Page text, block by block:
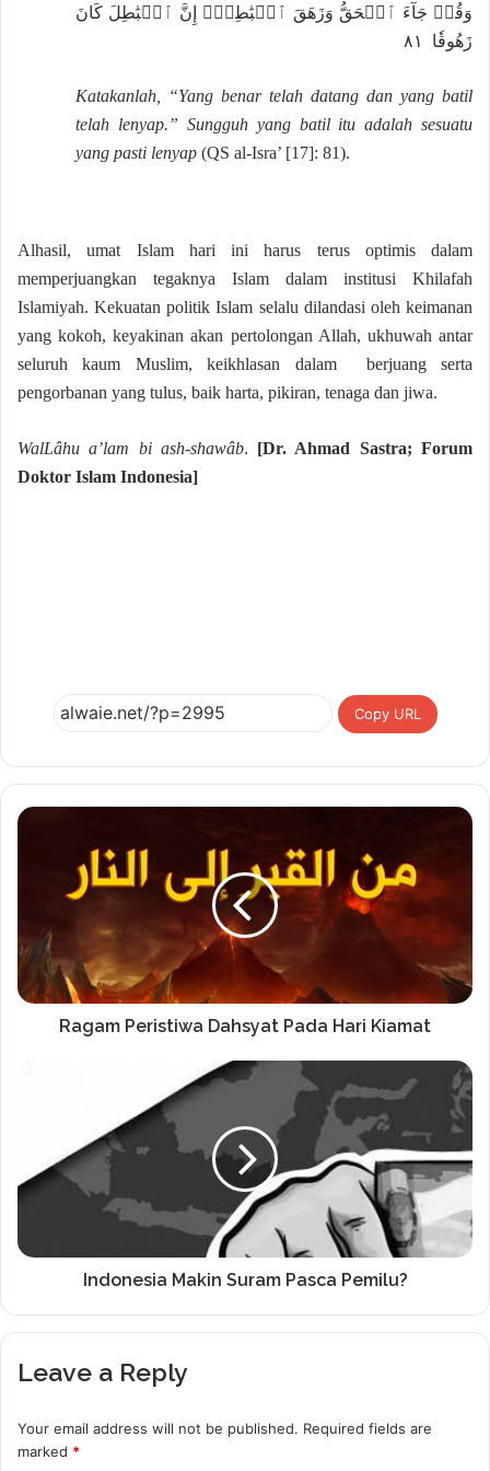
وَقُلۡ جَآءَ ٱلۡحَقُّ وَزَهَقَ ٱلۡبَٰطِلُۚ إِنَّ ٱلۡبَٰطِلَ كَانَ
زَهُوقٗا ٨١
Katakanlah, “Yang benar telah datang dan yang batil
telah lenyap.” Sungguh yang batil itu adalah sesuatu
yang pasti lenyap(QS al-Isra’ [17]: 81).
Alhasil, umat Islam hari ini harus terus optimis dalam
memperjuangkan tegaknya Islam dalam institusi Khilafah
Islamiyah. Kekuatan politik Islam selalu dilandasi oleh keimanan
yang kokoh, keyakinan akan pertolongan Allah, ukhuwah antar
seluruh kaum Muslim, keikhlasan dalam berjuang serta
pengorbanan yang tulus, baik harta, pikiran, tenaga dan jiwa.
WalLâhu a’lam bi ash-shawâb. [Dr. Ahmad Sastra;Forum
Doktor Islam Indonesia]
Copy URL
Ragam Peristiwa Dahsyat Pada Hari Kiamat
Indonesia Makin Suram Pasca Pemilu?
Leave a Reply
Your email address will not be published. Required fields are
marked *